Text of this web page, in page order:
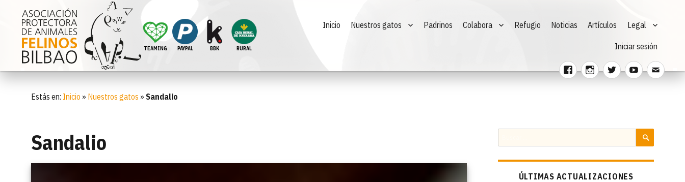
TEAMING PAYPAL BBK RURAL
FacebookInstagram
TwitterYoutubeCorreo
Inicio Nuestros gatos Padrinos Colabora Refugio Noticias Artículos Legal
Iniciar sesión
Estás en: Inicio » Nuestros gatos »Sandalio
Sandalio
por:
ÚLTIMAS ACTUALIZACIONES